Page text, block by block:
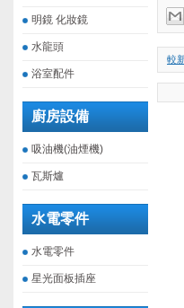
明鏡 化妝鏡
水龍頭
浴室配件
廚房設備
吸油機(油煙機)
瓦斯爐
水電零件
水電零件
星光面板插座
較